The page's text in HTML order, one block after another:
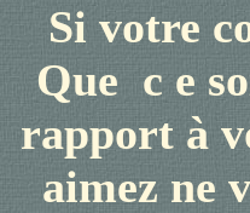
Si votre
Que c e
rapport à
aimez ne